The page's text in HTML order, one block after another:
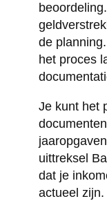
de
het proces
Je kunt het
uittreksel
dat je
actueel zijn.